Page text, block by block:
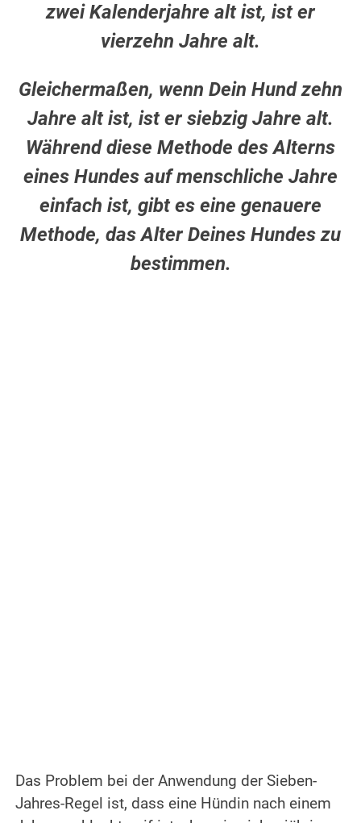
zwei Kalenderjahre alt ist, ist er
vierzehn Jahre alt.
Gleichermaßen, wenn Dein Hund zehn
Jahre alt ist, ist er siebzig Jahre alt.
Während diese Methode des Alterns
eines Hundes auf menschliche Jahre
einfach ist, gibt es eine genauere
Methode, das Alter Deines Hundes zu
bestimmen.
Das Problem bei der Anwendung der Sieben-
Jahres-Regel ist, dass eine Hündin nach einem